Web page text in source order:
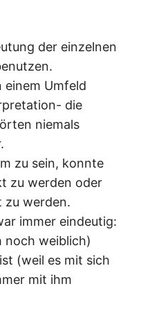
der einzelnen
einem Umfeld
die
niemals
zu sein, konnte
zu werden oder
zu werden.
immer eindeutig:
noch weiblich)
(weil es mit sich
mit ihm